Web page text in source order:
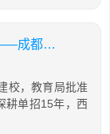
成都美思单招培训靠谱吗？升学率如何——成都锦妤美思学校
校，教育局批准
耕单招15年，西